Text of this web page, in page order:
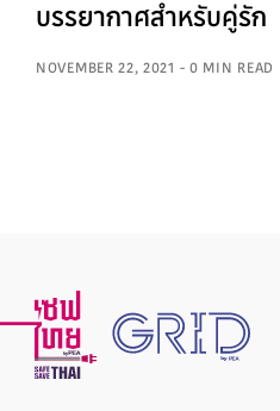
บรรยากาศสำหรับคู่รัก
NOVEMBER 22, 2021 - 0 MIN READ